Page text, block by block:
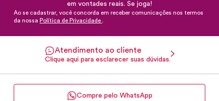
em vontades reais. Se joga!
Ao se cadastrar, você concorda em receber comunicações nos termos
da nossa Política de Privacidade .
Atendimento ao cliente
Clique aqui para esclarecer suas dúvidas.
Compre pelo WhatsApp